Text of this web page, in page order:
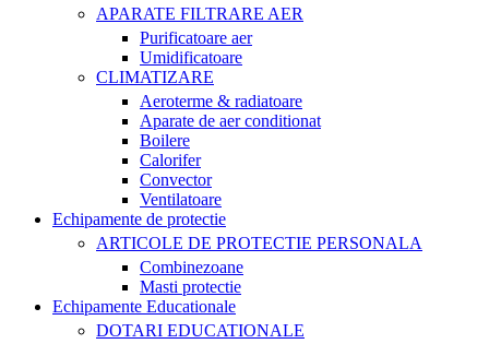
APARATE FILTRARE AER
Purificatoare aer
Umidificatoare
CLIMATIZARE
Aeroterme & radiatoare
Aparate de aer conditionat
Boilere
Calorifer
Convector
Ventilatoare
Echipamente de protectie
ARTICOLE DE PROTECTIE PERSONALA
Combinezoane
Masti protectie
Echipamente Educationale
DOTARI EDUCATIONALE